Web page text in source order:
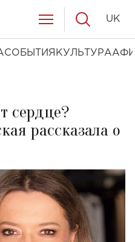
СОБЫТИЯ КУЛЬТУРА
UK
сердце?
рассказала о